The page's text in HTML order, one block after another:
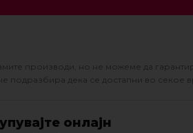
производи, но не можеме да
подразбира дека се достапни во секое
онлајн